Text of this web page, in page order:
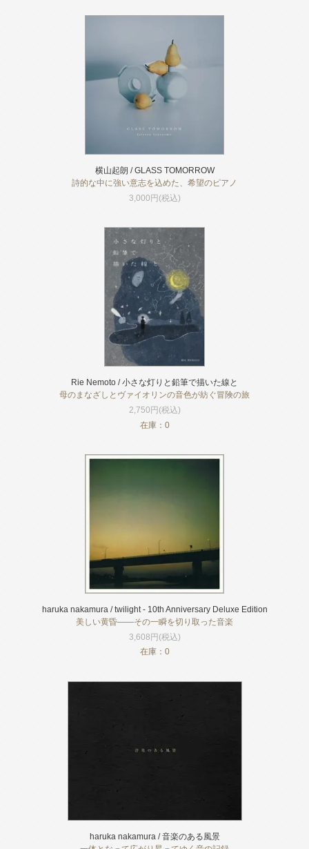
横山起朗 / GLASS TOMORROW
詩的な中に強い意志を込めた、希望のピアノ
3,000円(税込)
Rie Nemoto / 小さな灯りと鉛筆で描いた線と
母のまなざしとヴァイオリンの音色が紡ぐ冒険の旅
2,750円(税込)
在庫：0
haruka nakamura / twilight - 10th Anniversary Deluxe Edition
美しい黄昏――その一瞬を切り取った音楽
3,608円(税込)
在庫：0
haruka nakamura / 音楽のある風景